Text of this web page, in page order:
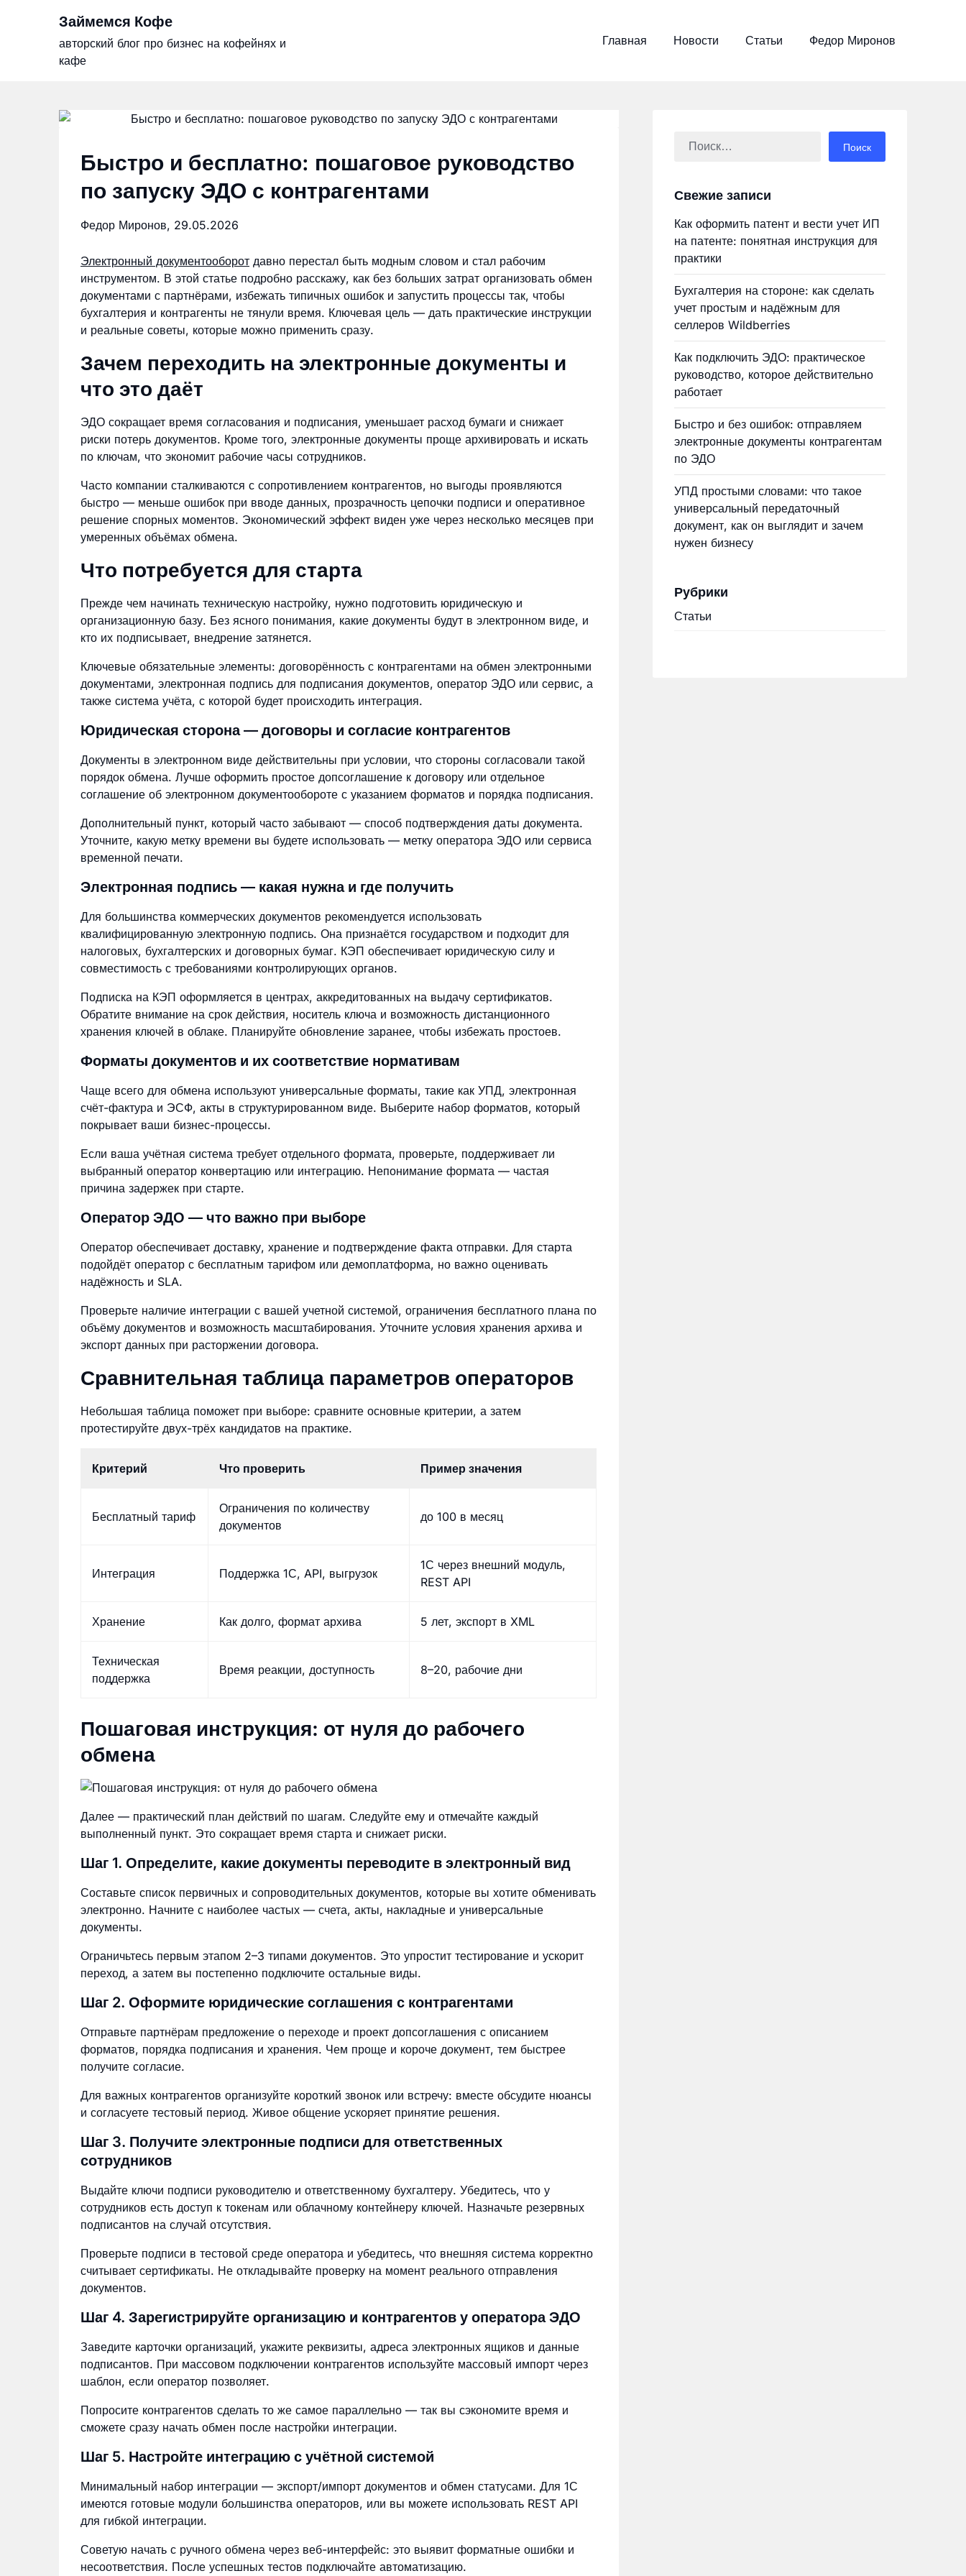
Займемся Кофе
авторский блог про бизнес на кофейнях и
кафе
Главная Новости Статьи Федор Миронов
Быстро и бесплатно: пошаговое руководство
по запуску ЭДО с контрагентами
Федор Миронов, 29.05.2026
Электронный документооборот давно перестал быть модным словом и стал рабочим
инструментом. В этой статье подробно расскажу, как без больших затрат организовать обмен
документами с партнёрами, избежать типичных ошибок и запустить процессы так, чтобы
бухгалтерия и контрагенты не тянули время. Ключевая цель — дать практические инструкции
и реальные советы, которые можно применить сразу.
Зачем переходить на электронные документы и
что это даёт
ЭДО сокращает время согласования и подписания, уменьшает расход бумаги и снижает
риски потерь документов. Кроме того, электронные документы проще архивировать и искать
по ключам, что экономит рабочие часы сотрудников.
Часто компании сталкиваются с сопротивлением контрагентов, но выгоды проявляются
быстро — меньше ошибок при вводе данных, прозрачность цепочки подписи и оперативное
решение спорных моментов. Экономический эффект виден уже через несколько месяцев при
умеренных объёмах обмена.
Что потребуется для старта
Прежде чем начинать техническую настройку, нужно подготовить юридическую и
организационную базу. Без ясного понимания, какие документы будут в электронном виде, и
кто их подписывает, внедрение затянется.
Ключевые обязательные элементы: договорённость с контрагентами на обмен электронными
документами, электронная подпись для подписания документов, оператор ЭДО или сервис, а
также система учёта, с которой будет происходить интеграция.
Юридическая сторона — договоры и согласие контрагентов
Документы в электронном виде действительны при условии, что стороны согласовали такой
порядок обмена. Лучше оформить простое допсоглашение к договору или отдельное
соглашение об электронном документообороте с указанием форматов и порядка подписания.
Дополнительный пункт, который часто забывают — способ подтверждения даты документа.
Уточните, какую метку времени вы будете использовать — метку оператора ЭДО или сервиса
временной печати.
Электронная подпись — какая нужна и где получить
Для большинства коммерческих документов рекомендуется использовать
квалифицированную электронную подпись. Она признаётся государством и подходит для
налоговых, бухгалтерских и договорных бумаг. КЭП обеспечивает юридическую силу и
совместимость с требованиями контролирующих органов.
Подписка на КЭП оформляется в центрах, аккредитованных на выдачу сертификатов.
Обратите внимание на срок действия, носитель ключа и возможность дистанционного
хранения ключей в облаке. Планируйте обновление заранее, чтобы избежать простоев.
Форматы документов и их соответствие нормативам
Чаще всего для обмена используют универсальные форматы, такие как УПД, электронная
счёт-фактура и ЭСФ, акты в структурированном виде. Выберите набор форматов, который
покрывает ваши бизнес-процессы.
Если ваша учётная система требует отдельного формата, проверьте, поддерживает ли
выбранный оператор конвертацию или интеграцию. Непонимание формата — частая
причина задержек при старте.
Оператор ЭДО — что важно при выборе
Оператор обеспечивает доставку, хранение и подтверждение факта отправки. Для старта
подойдёт оператор с бесплатным тарифом или демоплатформа, но важно оценивать
надёжность и SLA.
Проверьте наличие интеграции с вашей учетной системой, ограничения бесплатного плана по
объёму документов и возможность масштабирования. Уточните условия хранения архива и
экспорт данных при расторжении договора.
Сравнительная таблица параметров операторов
Небольшая таблица поможет при выборе: сравните основные критерии, а затем
протестируйте двух-трёх кандидатов на практике.
Критерий Что проверить Пример значения
Бесплатный тариф
Ограничения по количеству
документов
до 100 в месяц
Интеграция Поддержка 1С, API, выгрузок
1С через внешний модуль,
REST API
Хранение Как долго, формат архива 5 лет, экспорт в XML
Техническая
поддержка
Время реакции, доступность 8–20, рабочие дни
Пошаговая инструкция: от нуля до рабочего
обмена
Далее — практический план действий по шагам. Следуйте ему и отмечайте каждый
выполненный пункт. Это сокращает время старта и снижает риски.
Шаг 1. Определите, какие документы переводите в электронный вид
Составьте список первичных и сопроводительных документов, которые вы хотите обменивать
электронно. Начните с наиболее частых — счета, акты, накладные и универсальные
документы.
Ограничьтесь первым этапом 2–3 типами документов. Это упростит тестирование и ускорит
переход, а затем вы постепенно подключите остальные виды.
Шаг 2. Оформите юридические соглашения с контрагентами
Отправьте партнёрам предложение о переходе и проект допсоглашения с описанием
форматов, порядка подписания и хранения. Чем проще и короче документ, тем быстрее
получите согласие.
Для важных контрагентов организуйте короткий звонок или встречу: вместе обсудите нюансы
и согласуете тестовый период. Живое общение ускоряет принятие решения.
Шаг 3. Получите электронные подписи для ответственных
сотрудников
Выдайте ключи подписи руководителю и ответственному бухгалтеру. Убедитесь, что у
сотрудников есть доступ к токенам или облачному контейнеру ключей. Назначьте резервных
подписантов на случай отсутствия.
Проверьте подписи в тестовой среде оператора и убедитесь, что внешняя система корректно
считывает сертификаты. Не откладывайте проверку на момент реального отправления
документов.
Шаг 4. Зарегистрируйте организацию и контрагентов у оператора ЭДО
Заведите карточки организаций, укажите реквизиты, адреса электронных ящиков и данные
подписантов. При массовом подключении контрагентов используйте массовый импорт через
шаблон, если оператор позволяет.
Попросите контрагентов сделать то же самое параллельно — так вы сэкономите время и
сможете сразу начать обмен после настройки интеграции.
Шаг 5. Настройте интеграцию с учётной системой
Минимальный набор интеграции — экспорт/импорт документов и обмен статусами. Для 1С
имеются готовые модули большинства операторов, или вы можете использовать REST API
для гибкой интеграции.
Советую начать с ручного обмена через веб-интерфейс: это выявит форматные ошибки и
несоответствия. После успешных тестов подключайте автоматизацию.
Найти:
Свежие записи
Как оформить патент и вести учет ИП
на патенте: понятная инструкция для
практики
Бухгалтерия на стороне: как сделать
учет простым и надёжным для
селлеров Wildberries
Как подключить ЭДО: практическое
руководство, которое действительно
работает
Быстро и без ошибок: отправляем
электронные документы контрагентам
по ЭДО
УПД простыми словами: что такое
универсальный передаточный
документ, как он выглядит и зачем
нужен бизнесу
Рубрики
Статьи